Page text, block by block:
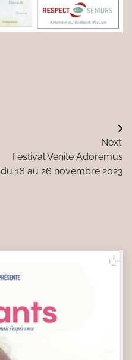
Next:
Festival Venite Adoremus
du 16 au 26 novembre 2023